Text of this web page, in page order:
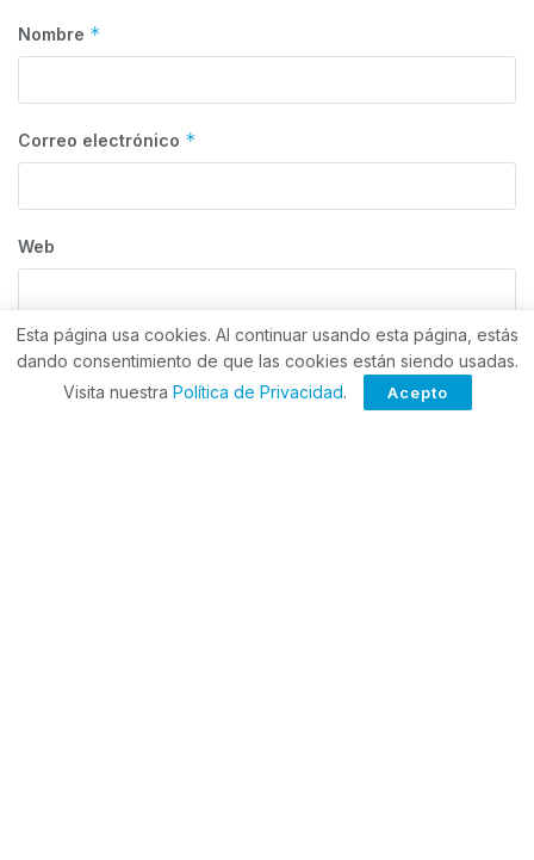
Nombre *
Correo electrónico *
Web
Guardar mi nombre, correo electrónico y sitio web en
este navegador para la próxima vez que haga un
comentario.
Esta página usa cookies. Al continuar usando esta página, estás
dando consentimiento de que las cookies están siendo usadas.
Visita nuestra Política de Privacidad. Acepto